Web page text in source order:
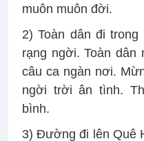
muôn muôn đời.
2) Toàn dân đi
rạng ngời. Toàn dân
câu ca ngàn nơi.
ngời trời ân tình.
bình.
3) Đường đi lên Quê